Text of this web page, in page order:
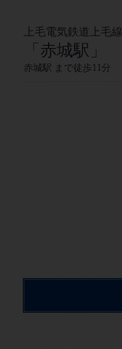
上毛電気鉄道上毛
「赤城駅」
赤城駅 まで徒歩11分